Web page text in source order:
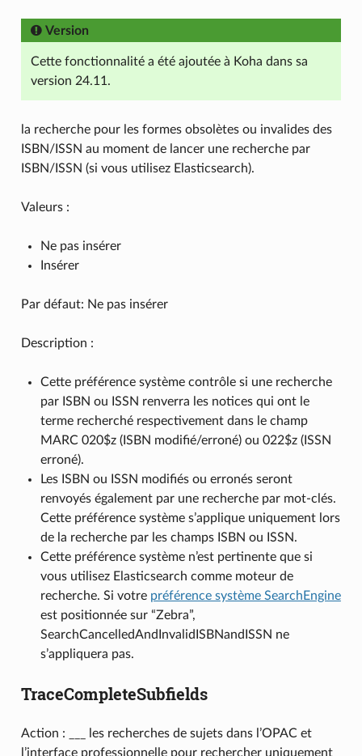
Version
Cette fonctionnalité a été ajoutée à Koha dans sa
version 24.11.
la recherche pour les formes obsolètes ou invalides des
ISBN/ISSN au moment de lancer une recherche par
ISBN/ISSN (si vous utilisez Elasticsearch).
Valeurs :
Ne pas insérer
Insérer
Par défaut: Ne pas insérer
Description :
Cette préférence système contrôle si une recherche
par ISBN ou ISSN renverra les notices qui ont le
terme recherché respectivement dans le champ
MARC 020$z (ISBN modifié/erroné) ou 022$z (ISSN
erroné).
Les ISBN ou ISSN modifiés ou erronés seront
renvoyés également par une recherche par mot-clés.
Cette préférence système s’applique uniquement lors
de la recherche par les champs ISBN ou ISSN.
Cette préférence système n’est pertinente que si
vous utilisez Elasticsearch comme moteur de
recherche. Si votre préférence système SearchEngine
est positionnée sur “Zebra”,
SearchCancelledAndInvalidISBNandISSN ne
s’appliquera pas.
TraceCompleteSubfields
Action : ___ les recherches de sujets dans l’OPAC et
l’interface professionnelle pour rechercher uniquement